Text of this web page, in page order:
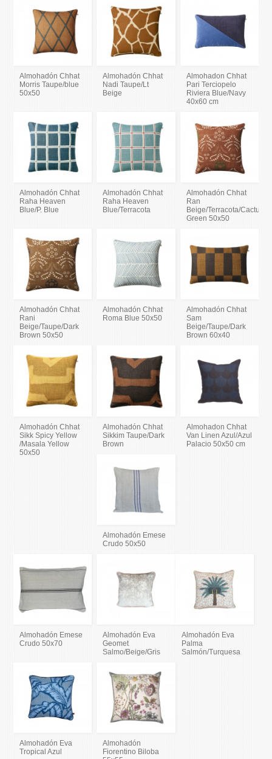
Almohadón Chhat
Morris Taupe/blue
50x50
Almohadón Chhat
Nadi Taupe/Lt
Beige
Almohadon Chhat
Pari Terciopelo
Riviera Blue/Navy
40x60 cm
Almohadón Chhat
Raha Heaven
Blue/P. Blue
Almohadón Chhat
Raha Heaven
Blue/Terracota
Almohadón Chhat
Ran
Beige/Terracota/Cactus
Green 50x50
Almohadón Chhat
Rani
Beige/Taupe/Dark
Brown 50x50
Almohadón Chhat
Roma Blue 50x50
Almohadón Chhat
Sam
Beige/Taupe/Dark
Brown 60x40
Almohadón Chhat
Sikk Spicy Yellow
/Masala Yellow
50x50
Almohadón Chhat
Sikkim Taupe/Dark
Brown
Almohadon Chhat
Van Linen Azul/Azul
Palacio 50x50 cm
Almohadón Emese
Crudo 50x50
Almohadón Emese
Crudo 50x70
Almohadón Eva
Geomet
Salmo/Beige/Gris
Almohadón Eva
Palma
Salmón/Turquesa
Almohadón Eva
Tropical Azul
Almohadón
Fiorentino Biloba